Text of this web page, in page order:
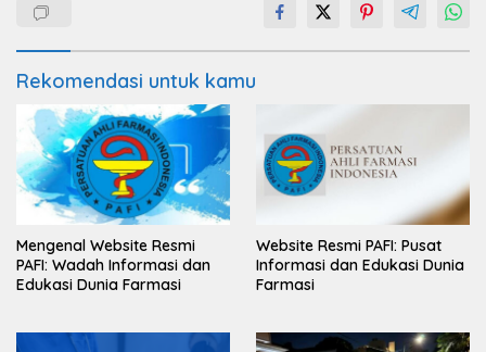
Rekomendasi untuk kamu
Mengenal Website Resmi
PAFI: Wadah Informasi dan
Edukasi Dunia Farmasi
Website Resmi PAFI: Pusat
Informasi dan Edukasi Dunia
Farmasi